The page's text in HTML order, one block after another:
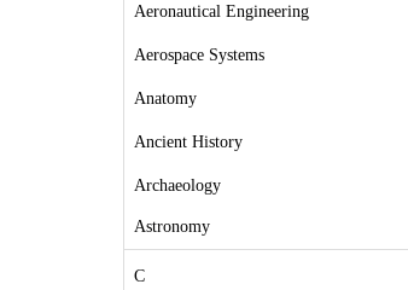
Aeronautical Engineering
Aerospace Systems
Anatomy
Ancient History
Archaeology
Astronomy
C